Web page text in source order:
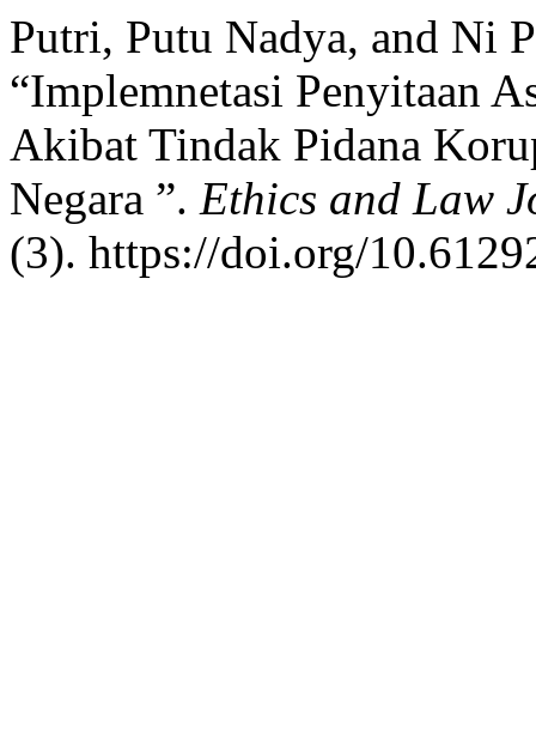
Putri, Putu Nadya, and Ni
“Implemnetasi Penyitaan
Akibat Tindak Pidana
Negara ”. Ethics and Law
(3). https://doi.org/